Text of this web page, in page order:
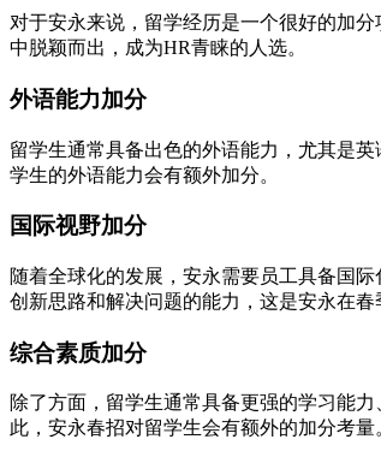
对于安永来说，留学经历是一个很好的加
中脱颖而出，成为HR青睐的人选。
外语能力加分
留学生通常具备出色的外语能力，尤其是
学生的外语能力会有额外加分。
国际视野加分
随着全球化的发展，安永需要员工具备国
创新思路和解决问题的能力，这是安永在春
综合素质加分
除了方面，留学生通常具备更强的学习能
此，安永春招对留学生会有额外的加分考量